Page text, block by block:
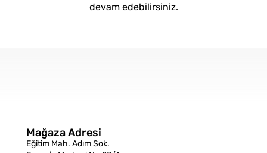
devam edebilirsiniz.
Mağaza Adresi
Eğitim Mah. Adım Sok.